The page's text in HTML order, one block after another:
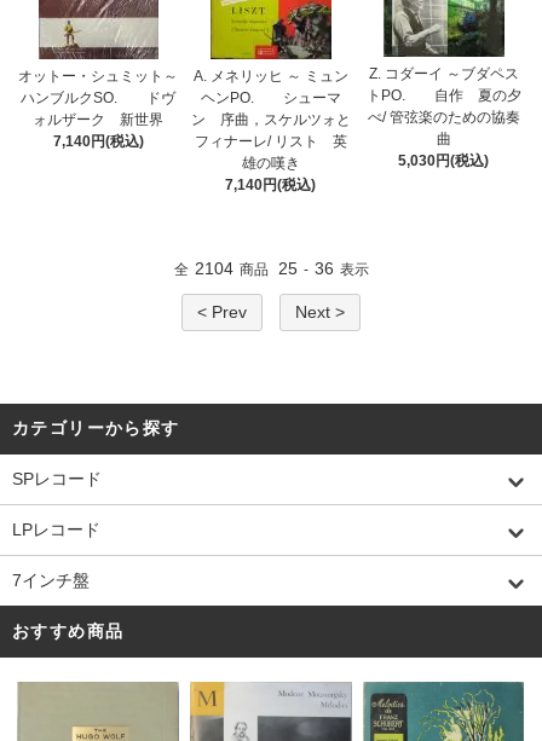
オットー・シュミット～
ハンブルクSO. ドヴ
ォルザーク 新世界
7,140円(税込)
A. メネリッヒ ～ ミュン
ヘンPO. シューマ
ン 序曲，スケルツォと
フィナーレ/ リスト 英
雄の嘆き
7,140円(税込)
Z. コダーイ ～ブダペス
トPO. 自作 夏の夕
べ/ 管弦楽のための協奏
曲
5,030円(税込)
全 2104 商品 25 - 36 表示
< Prev Next >
カテゴリーから探す
SPレコード
LPレコード
7インチ盤
おすすめ商品